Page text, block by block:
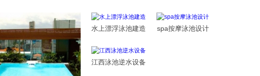
水上漂浮泳池建造 spa按摩泳池设计
江西泳池逆水设备